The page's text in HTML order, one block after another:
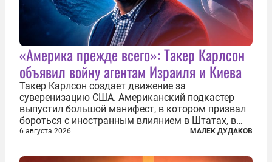
«Америка прежде всего»: Такер Карлсон
объявил войну агентам Израиля и Киева
Такер Карлсон создает движение за
суверенизацию США. Американский подкастер
выпустил большой манифест, в котором призвал
бороться с иностранным влиянием в Штатах, в
первую очередь имея в виду Израиль. А также
прекратить заморские войны, выплатить
репарации Ирану, остановить прием мигрантов...
6 августа 2026 МАЛЕК ДУДАКОВ